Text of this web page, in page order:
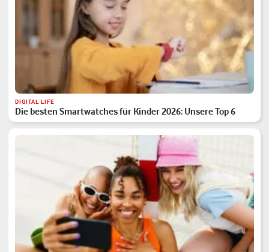
DIGITAL LIFE
Die besten Smartwatches für Kinder 2026: Unsere Top 6